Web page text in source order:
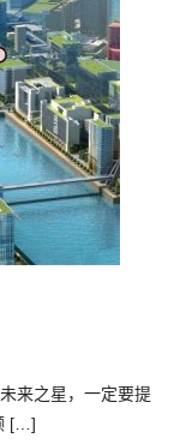
来之星，一定要提
[…]